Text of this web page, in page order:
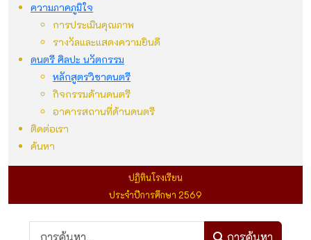
ความภาคภูมิใจ
การประเมินคุณภาพ
รางวัลและแสดงความยินดี
ดนตรี ศิลปะ นวัตกรรม
หลักสูตรวิชาดนตรี
กิจกรรมด้านดนตรี
อาคารสถานที่ด้านดนตรี
ติดต่อเรา
ค้นหา
ปฏิทินโรงเรียน
ประจำปีการศึกษา 2569
การค้นหา